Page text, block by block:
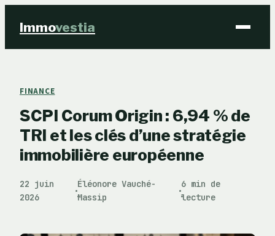
Immovestia
Immobilier
Business
Éducation & Emploi
FINANCE
SCPI Corum Origin : 6,94 % de
TRI et les clés d’une stratégie
immobilière européenne
22 juin
2026
·
Éléonore Vauché-
Massip
·
6 min de
lecture